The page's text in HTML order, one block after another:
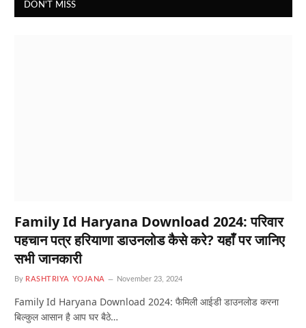
DON'T MISS
Family Id Haryana Download 2024: परिवार
पहचान पत्र हरियाणा डाउनलोड कैसे करे? यहाँ पर जानिए
सभी जानकारी
By RASHTRIYA YOJANA November 23, 2024
Family Id Haryana Download 2024: फैमिली आईडी डाउनलोड करना
बिल्कुल आसान है आप घर बैठे…